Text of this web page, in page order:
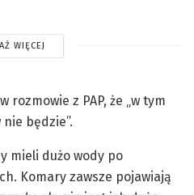
WIĘCEJ
rozmowie z PAP, że „w tym
będzie”.
mieli dużo wody po
Komary zawsze pojawiają